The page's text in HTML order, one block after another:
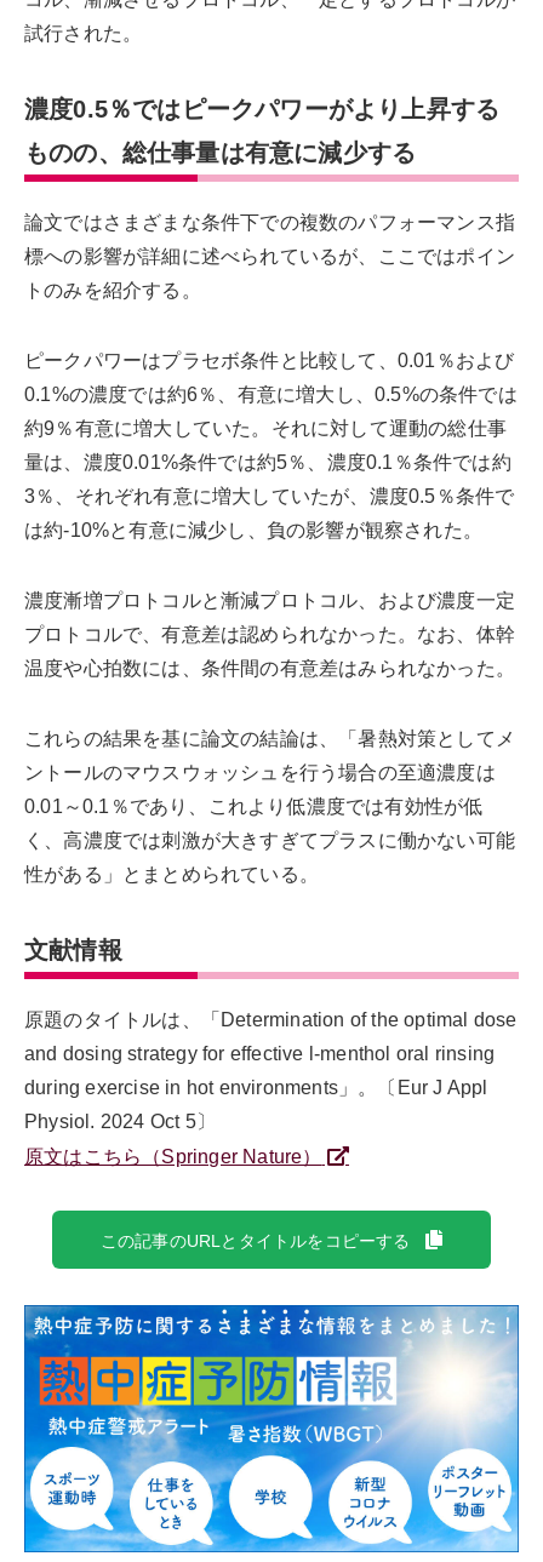
試行された。
濃度0.5％ではピークパワーがより上昇する
ものの、総仕事量は有意に減少する
論文ではさまざまな条件下での複数のパフォーマンス指
標への影響が詳細に述べられているが、ここではポイン
トのみを紹介する。
ピークパワーはプラセボ条件と比較して、0.01％および
0.1%の濃度では約6％、有意に増大し、0.5%の条件では
約9％有意に増大していた。それに対して運動の総仕事
量は、濃度0.01%条件では約5％、濃度0.1％条件では約
3％、それぞれ有意に増大していたが、濃度0.5％条件で
は約-10%と有意に減少し、負の影響が観察された。
濃度漸増プロトコルと漸減プロトコル、および濃度一定
プロトコルで、有意差は認められなかった。なお、体幹
温度や心拍数には、条件間の有意差はみられなかった。
これらの結果を基に論文の結論は、「暑熱対策としてメ
ントールのマウスウォッシュを行う場合の至適濃度は
0.01～0.1％であり、これより低濃度では有効性が低
く、高濃度では刺激が大きすぎてプラスに働かない可能
性がある」とまとめられている。
文献情報
原題のタイトルは、「Determination of the optimal dose
and dosing strategy for effective l-menthol oral rinsing
during exercise in hot environments」。〔Eur J Appl
Physiol. 2024 Oct 5〕
原文はこちら（Springer Nature）
この記事のURLとタイトルをコピーする